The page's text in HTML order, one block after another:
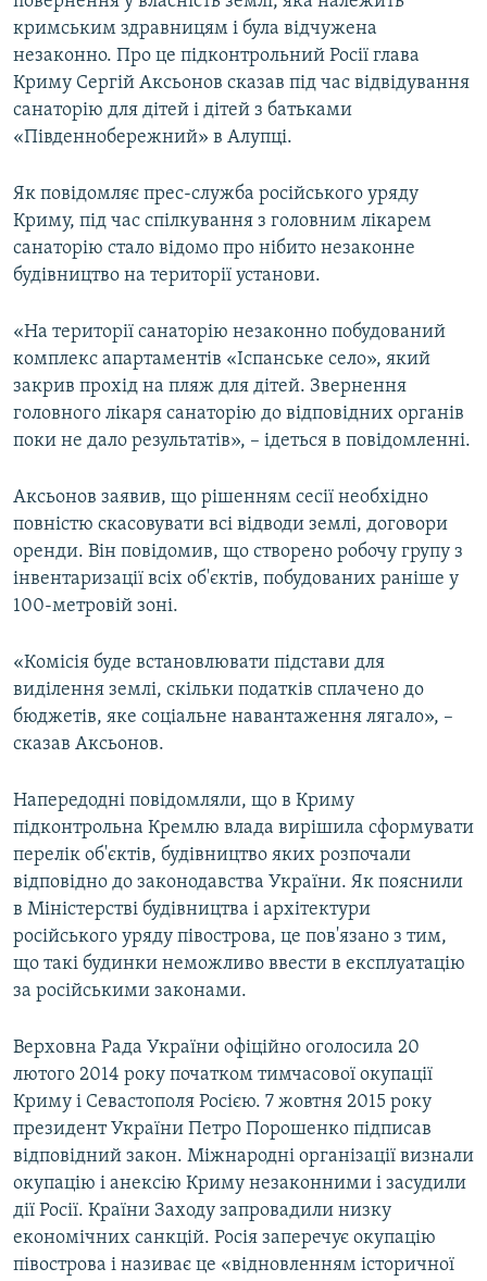
Усі сайти RFE/RL
кримським здравницям і була відчужена
незаконно. Про це підконтрольний Росії глава
Криму Сергій Аксьонов сказав під час відвідування
санаторію для дітей і дітей з батьками
«Південнобережний» в Алупці.
Як повідомляє прес-служба російського уряду
Криму, під час спілкування з головним лікарем
санаторію стало відомо про нібито незаконне
будівництво на території установи.
«На території санаторію незаконно побудований
комплекс апартаментів «Іспанське село», який
закрив прохід на пляж для дітей. Звернення
головного лікаря санаторію до відповідних органів
поки не дало результатів», – ідеться в повідомленні.
Аксьонов заявив, що рішенням сесії необхідно
повністю скасовувати всі відводи землі, договори
оренди. Він повідомив, що створено робочу групу з
інвентаризації всіх об'єктів, побудованих раніше у
100-метровій зоні.
«Комісія буде встановлювати підстави для
виділення землі, скільки податків сплачено до
бюджетів, яке соціальне навантаження лягало», –
сказав Аксьонов.
Напередодні повідомляли, що в Криму
підконтрольна Кремлю влада вирішила сформувати
перелік об'єктів, будівництво яких розпочали
відповідно до законодавства України. Як пояснили
в Міністерстві будівництва і архітектури
російського уряду півострова, це пов'язано з тим,
що такі будинки неможливо ввести в експлуатацію
за російськими законами.
Верховна Рада України офіційно оголосила 20
лютого 2014 року початком тимчасової окупації
Криму і Севастополя Росією. 7 жовтня 2015 року
президент України Петро Порошенко підписав
відповідний закон. Міжнародні організації визнали
окупацію і анексію Криму незаконними і засудили
дії Росії. Країни Заходу запровадили низку
економічних санкцій. Росія заперечує окупацію
півострова і називає це «відновленням історичної